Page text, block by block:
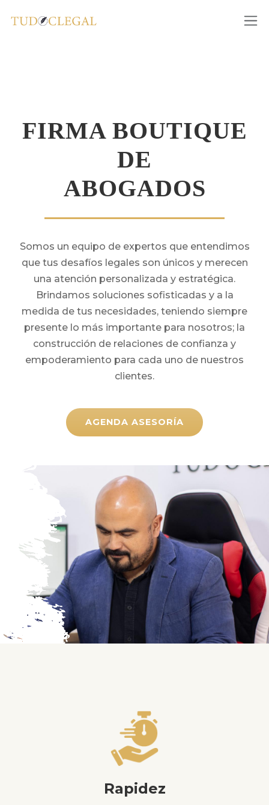
FIRMA BOUTIQUE
DE
ABOGADOS
Somos un equipo de expertos que entendimos
que tus desafíos legales son únicos y merecen
una atención personalizada y estratégica.
Brindamos soluciones sofisticadas y a la
medida de tus necesidades, teniendo siempre
presente lo más importante para nosotros; la
construcción de relaciones de confianza y
empoderamiento para cada uno de nuestros
clientes.
AGENDA ASESORÍA
Rapidez